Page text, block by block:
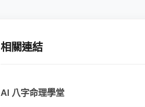
相關連結
AI 八字命理學堂